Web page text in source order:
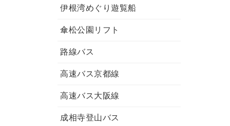
伊根湾めぐり遊覧船
傘松公園リフト
路線バス
高速バス京都線
高速バス大阪線
成相寺登山バス